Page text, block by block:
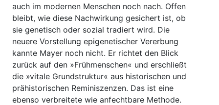
auch im modernen Menschen noch nach. Offen
bleibt, wie diese Nachwirkung gesichert ist, ob
sie genetisch oder sozial tradiert wird. Die
neuere Vorstellung epigenetischer Vererbung
kannte Mayer noch nicht. Er richtet den Blick
zurück auf den »Frühmenschen« und erschließt
die »vitale Grundstruktur« aus historischen und
prähistorischen Reminiszenzen. Das ist eine
ebenso verbreitete wie anfechtbare Methode.